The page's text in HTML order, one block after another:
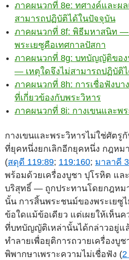
ภาคผนวกที่ 8e: ทศางค์และผ
สามารถปฏิบัติได้ในปัจจุบัน
ภาคผนวกที่ 8f: พิธีมหาสนิท
พระเยซูคือเทศกาลปัสกา
ภาคผนวกที่ 8g: บทบัญญัติขอ
— เหตุใดจึงไม่สามารถปฏิบัติ
ภาคผนวกที่ 8h: การเชื่อฟังบ
ที่เกี่ยวข้องกับพระวิหาร
ภาคผนวกที่ 8i: กางเขนและพ
กางเขนและพระวิหารไม่ใช่ศัตรู
ที่ยุคหนึ่งยกเลิกอีกยุคหนึ่ง กฎหม
(สดุดี 119:89; 119:160; มาลาคี
พร้อมด้วยเครื่องบูชา ปุโรหิต แล
บริสุทธิ์ — ถูกประทานโดยกฎหม
นั้น การสิ้นพระชนม์ของพระเยซู
ข้อใดแม้ข้อเดียว แต่เผยให้เห็น
ที่บทบัญญัติเหล่านั้นได้กล่าวอยู่แ
ทำลายเพื่อยุติการถวายเครื่องบู
พิพากษาเพราะความไม่เชื่อฟัง (2